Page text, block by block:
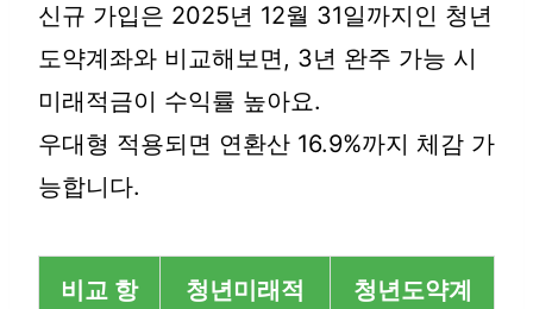
신규 가입은 2025년 12월 31일까지인 청년
도약계좌와 비교해보면, 3년 완주 가능 시
미래적금이 수익률 높아요.
우대형 적용되면 연환산 16.9%까지 체감 가
능합니다.
비교 항
청년미래적
청년도약계